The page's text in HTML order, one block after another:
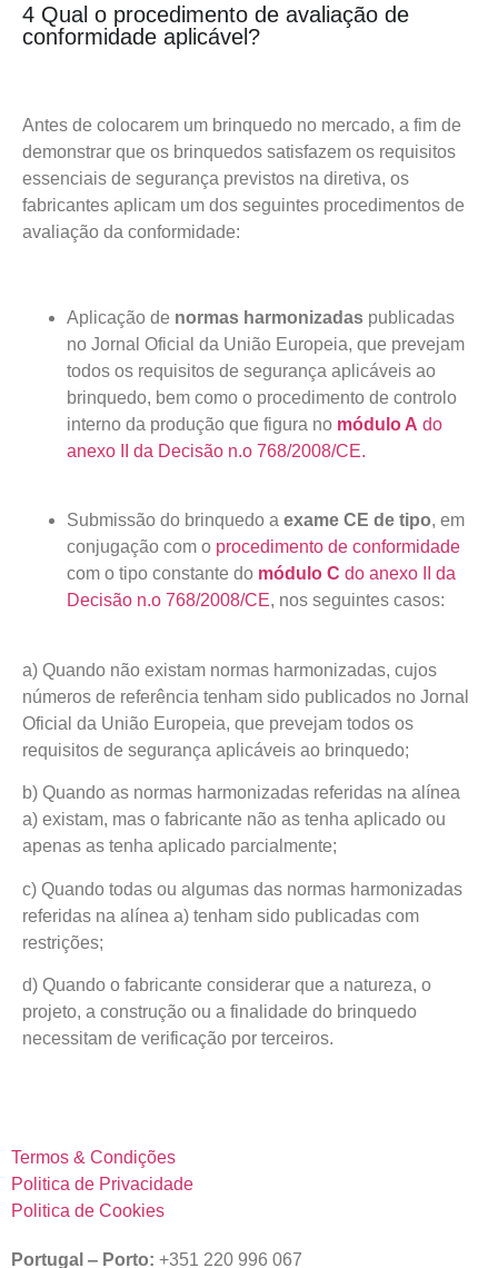
4 Qual o procedimento de avaliação de
conformidade aplicável?
Antes de colocarem um brinquedo no mercado, a fim de
demonstrar que os brinquedos satisfazem os requisitos
essenciais de segurança previstos na diretiva, os
fabricantes aplicam um dos seguintes procedimentos de
avaliação da conformidade:
Aplicação de normas harmonizadas publicadas
no Jornal Oficial da União Europeia, que prevejam
todos os requisitos de segurança aplicáveis ao
brinquedo, bem como o procedimento de controlo
interno da produção que figura no módulo A do
anexo II da Decisão n.o 768/2008/CE.
Submissão do brinquedo a exame CE de tipo, em
conjugação com o procedimento de conformidade
com o tipo constante do módulo C do anexo II da
Decisão n.o 768/2008/CE, nos seguintes casos:
a) Quando não existam normas harmonizadas, cujos
números de referência tenham sido publicados no Jornal
Oficial da União Europeia, que prevejam todos os
requisitos de segurança aplicáveis ao brinquedo;
b) Quando as normas harmonizadas referidas na alínea
a) existam, mas o fabricante não as tenha aplicado ou
apenas as tenha aplicado parcialmente;
c) Quando todas ou algumas das normas harmonizadas
referidas na alínea a) tenham sido publicadas com
restrições;
d) Quando o fabricante considerar que a natureza, o
projeto, a construção ou a finalidade do brinquedo
necessitam de verificação por terceiros.
Termos & Condições
Politica de Privacidade
Politica de Cookies
Portugal ‒ Porto: +351 220 996 067